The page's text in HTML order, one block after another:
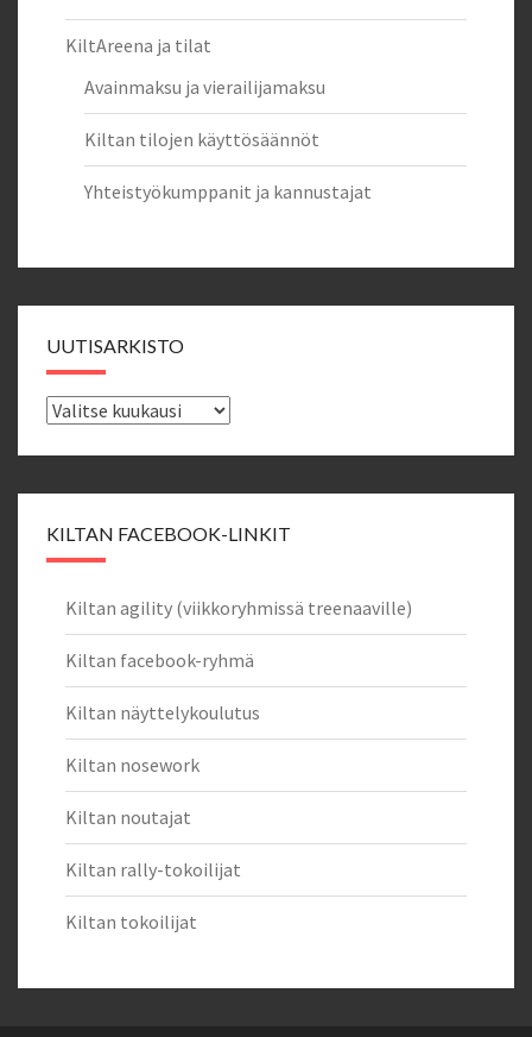
KiltAreena ja tilat
Avainmaksu ja vierailijamaksu
Kiltan tilojen käyttösäännöt
Yhteistyökumppanit ja kannustajat
UUTISARKISTO
Uutisarkisto
KILTAN FACEBOOK-LINKIT
Kiltan agility (viikkoryhmissä treenaaville)
Kiltan facebook-ryhmä
Kiltan näyttelykoulutus
Kiltan nosework
Kiltan noutajat
Kiltan rally-tokoilijat
Kiltan tokoilijat